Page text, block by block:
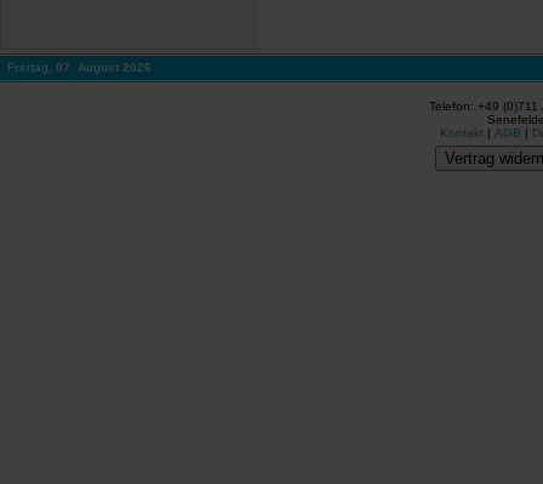
Freitag, 07. August 2026
Telefon: +49
Kontakt | AGB |
Vertrag